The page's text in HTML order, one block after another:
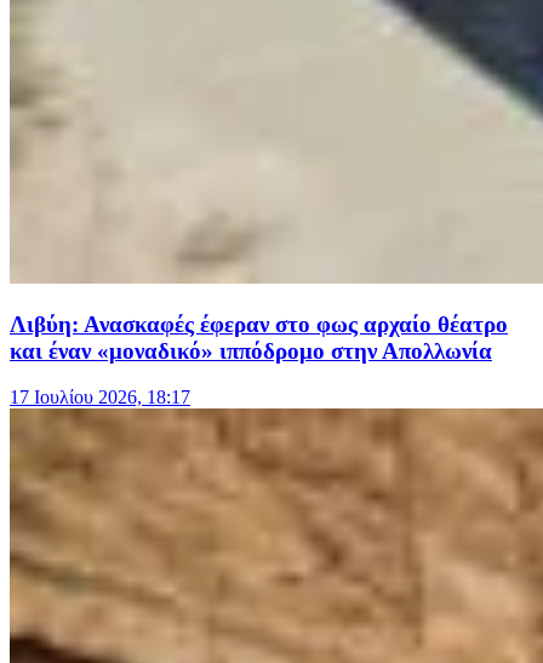
Λιβύη: Ανασκαφές έφεραν στο φως αρχαίο θέατρο
και έναν «μοναδικό» ιππόδρομο στην Απολλωνία
17 Ιουλίου 2026, 18:17